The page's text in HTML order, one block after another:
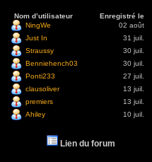
Nom d’utilisateur
Enregistré le
NingWe
02 août
Just In
31 juil.
Straussy
30 juil.
Benniehench03
30 juil.
Ponti233
27 juil.
clausoliver
13 juil.
premiers
13 juil.
Ahiley
10 juil.
Lien du forum